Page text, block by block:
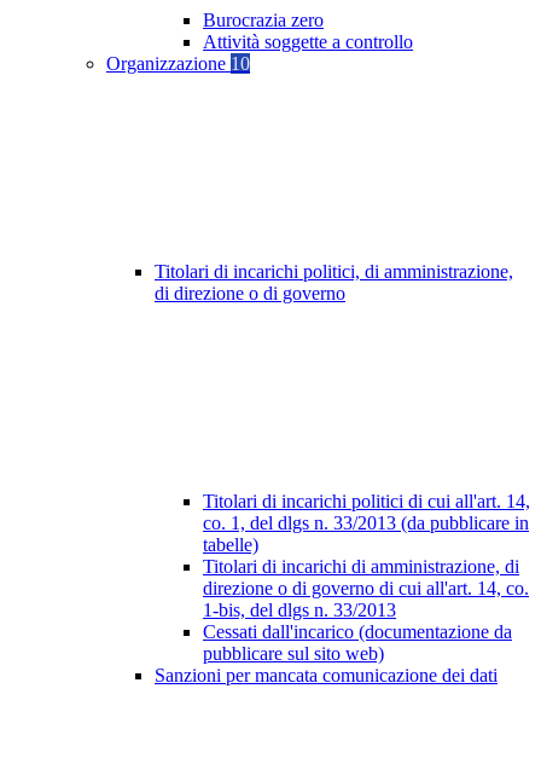
Burocrazia zero
Attività soggette a controllo
Organizzazione 10
Titolari di incarichi politici, di amministrazione,
di direzione o di governo
Titolari di incarichi politici di cui all'art. 14,
co. 1, del dlgs n. 33/2013 (da pubblicare in
tabelle)
Titolari di incarichi di amministrazione, di
direzione o di governo di cui all'art. 14, co.
1-bis, del dlgs n. 33/2013
Cessati dall'incarico (documentazione da
pubblicare sul sito web)
Sanzioni per mancata comunicazione dei dati